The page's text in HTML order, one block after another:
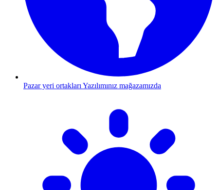
Pazar yeri ortakları Yazılımınız mağazamızda